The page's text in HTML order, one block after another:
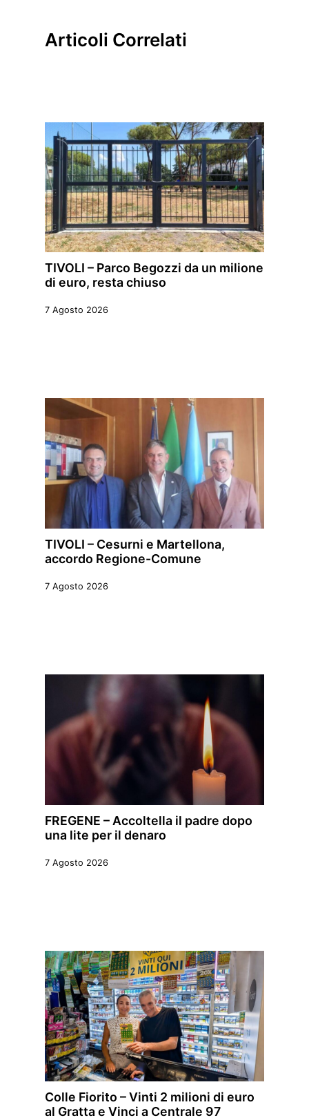
Articoli Correlati
TIVOLI – Parco Begozzi da un milione
di euro, resta chiuso
7 Agosto 2026
TIVOLI – Cesurni e Martellona,
accordo Regione-Comune
7 Agosto 2026
FREGENE – Accoltella il padre dopo
una lite per il denaro
7 Agosto 2026
Colle Fiorito – Vinti 2 milioni di euro
al Gratta e Vinci a Centrale 97